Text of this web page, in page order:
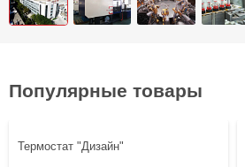
Популярные товары
Термостат "Дизайн"